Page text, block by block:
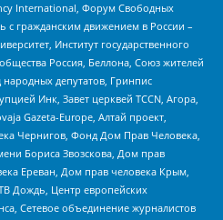
International, Форум Свободных
с гражданским движением в России –
Институт государственного
Россия, Беллона, Союз жителей
депутатов, Гринпис
Инк, Завет церквей TCCN, Агора,
Gazeta-Europe, Алтай проект,
Чернигов, Фонд Дом Прав Человека,
Бориса Звозскова, Дом прав
Ереван, Дом прав человека Крым,
Дождь, Центр европейских
Сетевое объединение журналистов